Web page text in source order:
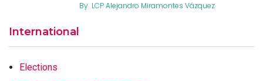
By LCP Alejandro Miramontes Vázquez
International
Elections